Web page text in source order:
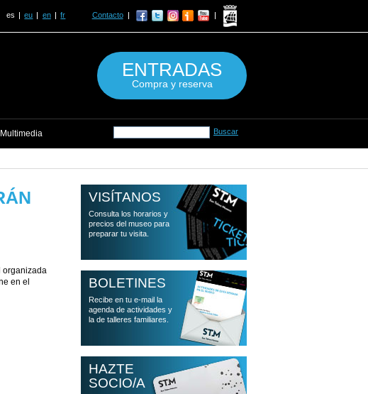
organizada
en el
VISÍTANOS
Consulta los horarios y
precios del museo para
preparar tu visita.
BOLETINES
Recibe en tu e-mail la
agenda de actividades y
la de talleres familiares.
HAZTE
SOCIO/A
es eu en fr Contacto
ENTRADAS
Compra y reserva
Multimedia